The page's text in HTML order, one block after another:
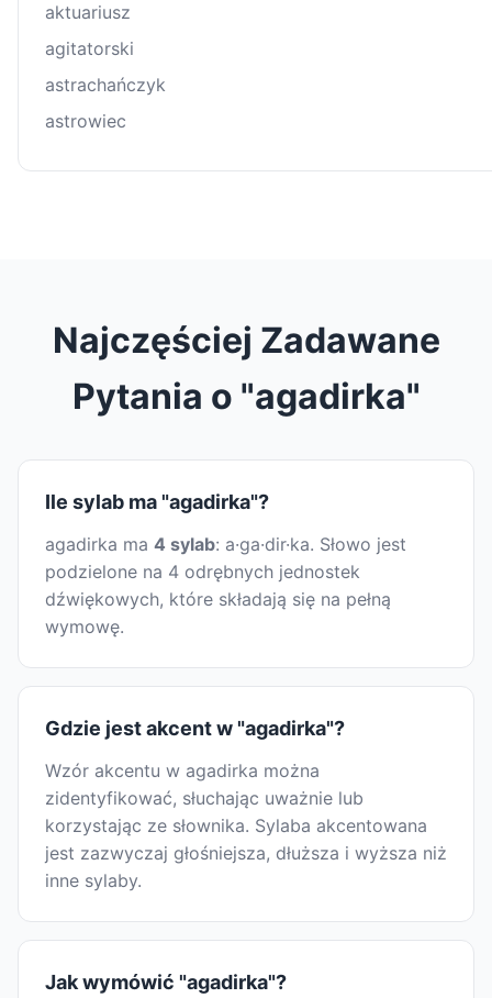
aktuariusz
agitatorski
astrachańczyk
astrowiec
Najczęściej Zadawane
Pytania o "agadirka"
Ile sylab ma "agadirka"?
agadirka ma 4 sylab: a·ga·dir·ka. Słowo jest
podzielone na 4 odrębnych jednostek
dźwiękowych, które składają się na pełną
wymowę.
Gdzie jest akcent w "agadirka"?
Wzór akcentu w agadirka można
zidentyfikować, słuchając uważnie lub
korzystając ze słownika. Sylaba akcentowana
jest zazwyczaj głośniejsza, dłuższa i wyższa niż
inne sylaby.
Jak wymówić "agadirka"?